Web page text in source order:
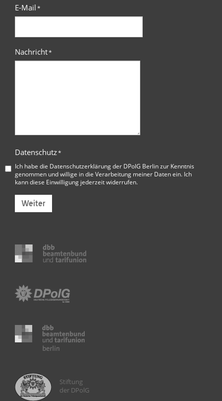
E-Mail*
Nachricht*
Datenschutz*
Ich habe die Datenschutzerklärung der DPolG Berlinzur Kenntnis
genommen und willige in die Verarbeitung meiner Daten ein. Ich
kann diese Einwilligung jederzeit widerrufen.
Weiter
Stiftung
der DPolG